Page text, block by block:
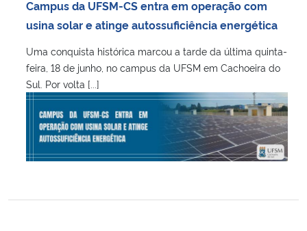
Campus da UFSM-CS entra em operação com
usina solar e atinge autossuficiência energética
Uma conquista histórica marcou a tarde da última quinta-
feira, 18 de junho, no campus da UFSM em Cachoeira do
Sul. Por volta [...]